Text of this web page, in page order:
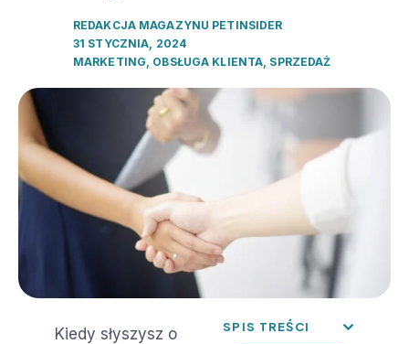
REDAKCJA MAGAZYNU PETINSIDER
31 STYCZNIA, 2024
MARKETING, OBSŁUGA KLIENTA, SPRZEDAŻ
Kiedy słyszysz o
SPIS TREŚCI